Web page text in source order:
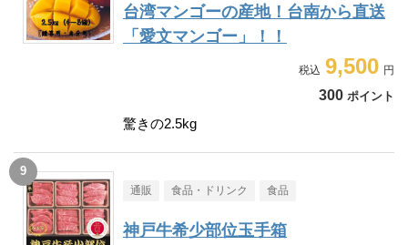
台湾マンゴーの産地！台南から直送
「愛文マンゴー」！！
9,500
300 ポイント
驚きの2.5kg
通販 食品・ドリンク 食品
神戸牛希少部位玉手箱